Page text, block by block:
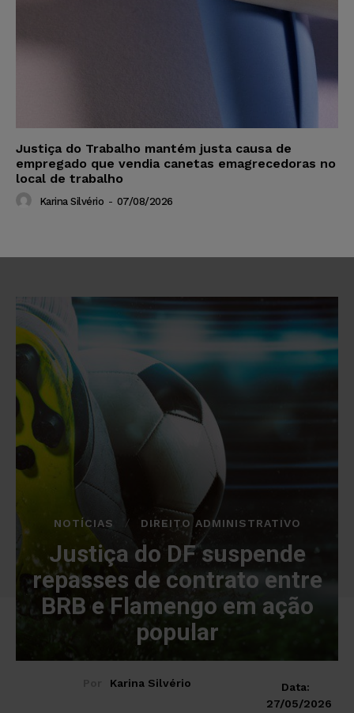
Justiça do Trabalho mantém justa causa de
empregado que vendia canetas emagrecedoras no
local de trabalho
Karina Silvério - 07/08/2026